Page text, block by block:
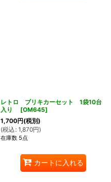
レトロ ブリキカーセット 1袋10台
入り
[OM645]
1,700円(税別)
(税込 : 1,870円)
在庫数 5点
カートに入れる